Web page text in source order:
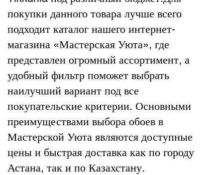
покупки данного товара лучше всего
подходит каталог нашего интернет-
магазина «Мастерская Уюта», где
представлен огромный ассортимент, а
удобный фильтр поможет выбрать
наилучший вариант под все
покупательские критерии. Основными
преимуществами выбора обоев в
Мастерской Уюта являются доступные
цены и быстрая доставка как по городу
Астана, так и по Казахстану.